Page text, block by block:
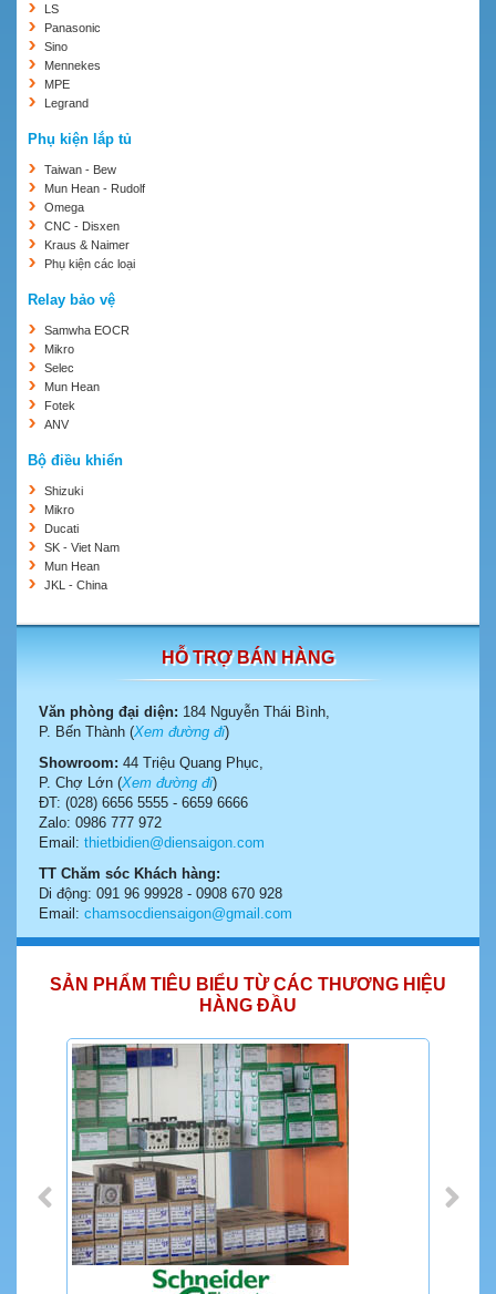
LS
Panasonic
Sino
Mennekes
MPE
Legrand
Phụ kiện lắp tủ
Taiwan - Bew
Mun Hean - Rudolf
Omega
CNC - Disxen
Kraus & Naimer
Phụ kiện các loại
Relay bảo vệ
Samwha EOCR
Mikro
Selec
Mun Hean
Fotek
ANV
Bộ điều khiển
Shizuki
Mikro
Ducati
SK - Viet Nam
Mun Hean
JKL - China
HỖ TRỢ BÁN HÀNG
Văn phòng đại diện: 184 Nguyễn Thái Bình,
P. Bến Thành (Xem đường đi)
Showroom: 44 Triệu Quang Phục,
P. Chợ Lớn (Xem đường đi)
ĐT: (028) 6656 5555 - 6659 6666
Zalo: 0986 777 972
Email: thietbidien@diensaigon.com
TT Chăm sóc Khách hàng:
Di động: 091 96 99928 - 0908 670 928
Email: chamsocdiensaigon@gmail.com
SẢN PHẨM TIÊU BIỂU TỪ CÁC THƯƠNG HIỆU
HÀNG ĐẦU